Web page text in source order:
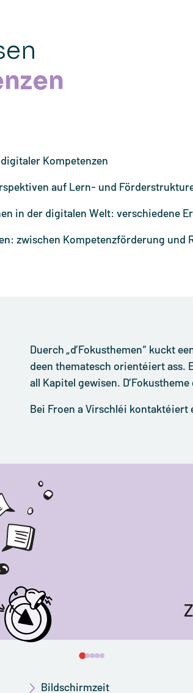
Kompetenzen
auf Lern- und
in der digitalen Welt: verschiedene
zwischen Kompetenzförderung und
Duerch „d’Fokusthemen“ kuckt
deen thematesch orientéiert ass.
all Kapitel gewisen.
Bei Froen a Virschléi kontaktéiert
Bildschirmzeit